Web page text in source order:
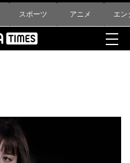
スポーツ アニメ エン